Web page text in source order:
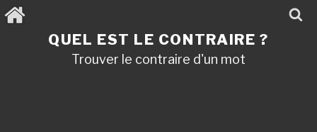
Aller
au
QUEL EST LE CONTRAIRE ?
Trouver le contraire d'un mot